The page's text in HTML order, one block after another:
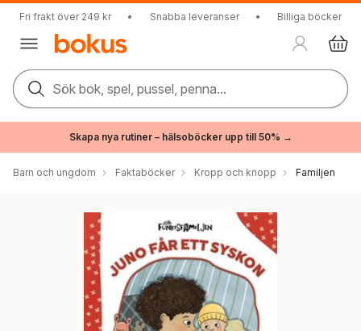
Fri frakt över 249 kr • Snabba leveranser • Billiga böcker
Sök bok, spel, pussel, penna...
Skapa nya rutiner – hälsoböcker upp till 50% →
Barn och ungdom Faktaböcker Kropp och knopp Familjen